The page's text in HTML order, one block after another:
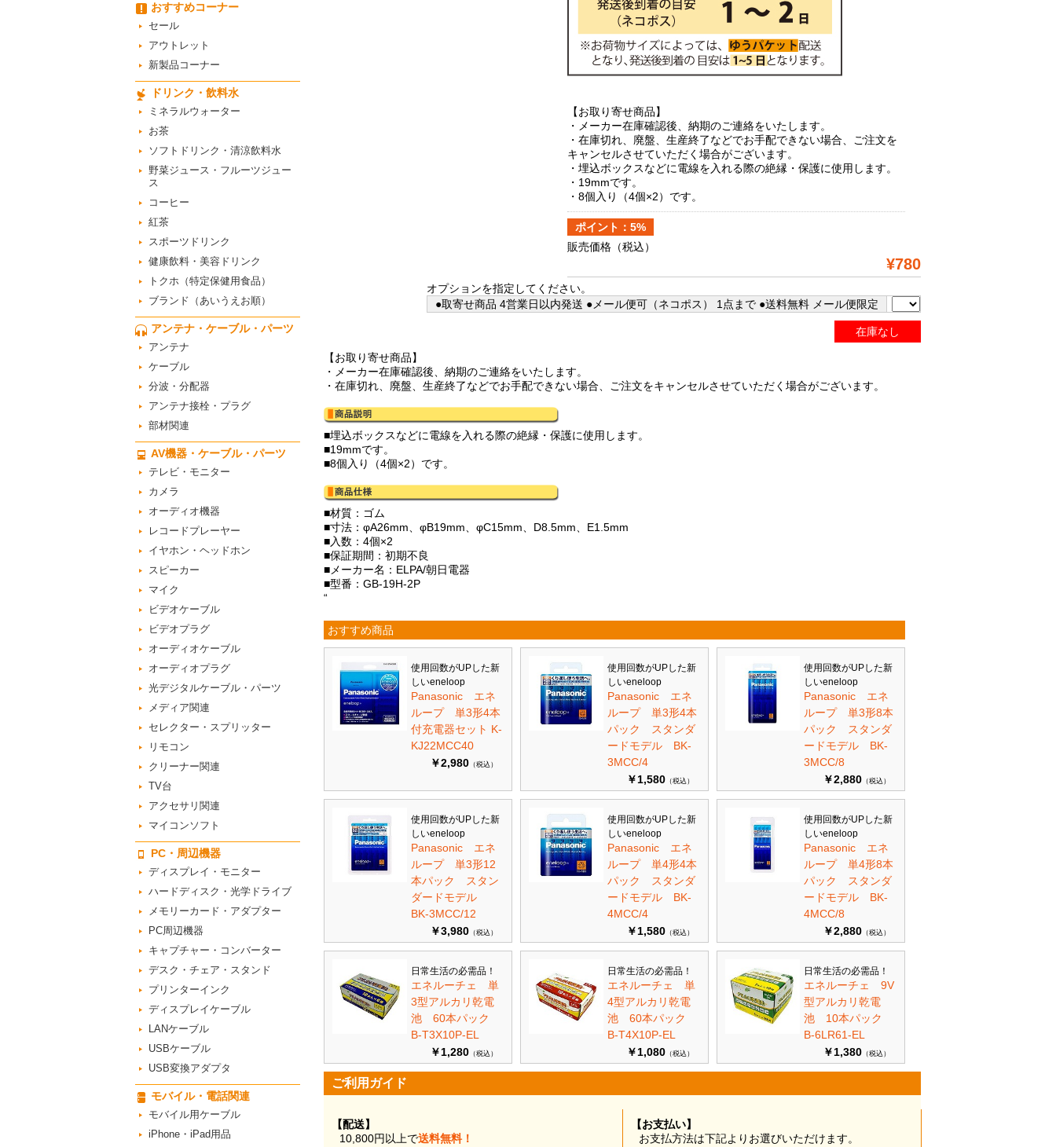
おすすめコーナー
セール
アウトレット
新製品コーナー
ドリンク・飲料水
ミネラルウォーター
お茶
ソフトドリンク・清涼飲料水
野菜ジュース・フルーツジュー
ス
コーヒー
紅茶
スポーツドリンク
健康飲料・美容ドリンク
トクホ（特定保健用食品）
ブランド（あいうえお順）
アンテナ・ケーブル・パーツ
アンテナ
ケーブル
分波・分配器
アンテナ接栓・プラグ
部材関連
AV機器・ケーブル・パーツ
テレビ・モニター
カメラ
オーディオ機器
レコードプレーヤー
イヤホン・ヘッドホン
スピーカー
マイク
ビデオケーブル
ビデオプラグ
オーディオケーブル
オーディオプラグ
光デジタルケーブル・パーツ
メディア関連
セレクター・スプリッター
リモコン
クリーナー関連
TV台
アクセサリ関連
マイコンソフト
PC・周辺機器
ディスプレイ・モニター
ハードディスク・光学ドライブ
メモリーカード・アダプター
PC周辺機器
キャプチャー・コンバーター
デスク・チェア・スタンド
プリンターインク
ディスプレイケーブル
LANケーブル
USBケーブル
USB変換アダプタ
モバイル・電話関連
モバイル用ケーブル
iPhone・iPad用品
【お取り寄せ商品】
・メーカー在庫確認後、納期のご連絡をいたします。
・在庫切れ、廃盤、生産終了などでお手配できない場合、ご注文を
キャンセルさせていただく場合がございます。
・埋込ボックスなどに電線を入れる際の絶縁・保護に使用します。
・19mmです。
・8個入り（4個×2）です。
ポイント：5%
販売価格 （税込）
¥780
オプションを指定してください。
●取寄せ商品 4営業日以内発送 ●メール便可（ネコポス） 1点まで ●送料無料 メール便限定
在庫なし
【お取り寄せ商品】
・メーカー在庫確認後、納期のご連絡をいたします。
・在庫切れ、廃盤、生産終了などでお手配できない場合、ご注文をキャンセルさせていただく場合がございます。
■埋込ボックスなどに電線を入れる際の絶縁・保護に使用します。
■19mmです。
■8個入り（4個×2）です。
■材質：ゴム
■寸法：φA26mm、φB19mm、φC15mm、D8.5mm、E1.5mm
■入数：4個×2
■保証期間：初期不良
■メーカー名：ELPA/朝日電器
■型番：GB-19H-2P
“
おすすめ商品
使用回数がUPした新
しいeneloop
Panasonic エネ
ループ 単3形4本
付充電器セット K-
KJ22MCC40
￥2,980 （税込）
使用回数がUPした新
しいeneloop
Panasonic エネ
ループ 単3形4本
パック スタンダ
ードモデル BK-
3MCC/4
￥1,580 （税込）
使用回数がUPした新
しいeneloop
Panasonic エネ
ループ 単3形8本
パック スタンダ
ードモデル BK-
3MCC/8
￥2,880 （税込）
使用回数がUPした新
しいeneloop
Panasonic エネ
ループ 単3形12
本パック スタン
ダードモデル
BK-3MCC/12
￥3,980 （税込）
使用回数がUPした新
しいeneloop
Panasonic エネ
ループ 単4形4本
パック スタンダ
ードモデル BK-
4MCC/4
￥1,580 （税込）
使用回数がUPした新
しいeneloop
Panasonic エネ
ループ 単4形8本
パック スタンダ
ードモデル BK-
4MCC/8
￥2,880 （税込）
日常生活の必需品！
エネルーチェ 単
3型アルカリ乾電
池 60本パック
B-T3X10P-EL
￥1,280 （税込）
日常生活の必需品！
エネルーチェ 単
4型アルカリ乾電
池 60本パック
B-T4X10P-EL
￥1,080 （税込）
日常生活の必需品！
エネルーチェ 9V
型アルカリ乾電
池 10本パック
B-6LR61-EL
￥1,380 （税込）
ご利用ガイド
【配送】
10,800円以上で送料無料！
【お支払い】
お支払方法は下記よりお選びいただけます。